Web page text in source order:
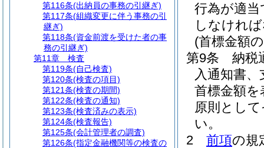
行為が適
しなけれ
(首標金額
第9条
納税
入通知書
首標金額
原則とし
い。
2
前項の規
第116条(出納員の事務の引継ぎ)
第117条(組織変更に伴う事務の引
継ぎ)
第118条(資金前渡を受けた者の事
務の引継ぎ)
第11章
検査
第119条(自己検査)
第120条(検査の項目)
第121条(検査の期間)
第122条(検査の通知)
第123条(検査済みの表示)
第124条(検査報告)
第125条(会計管理者の調査)
第126条(指定金融機関等の検査の